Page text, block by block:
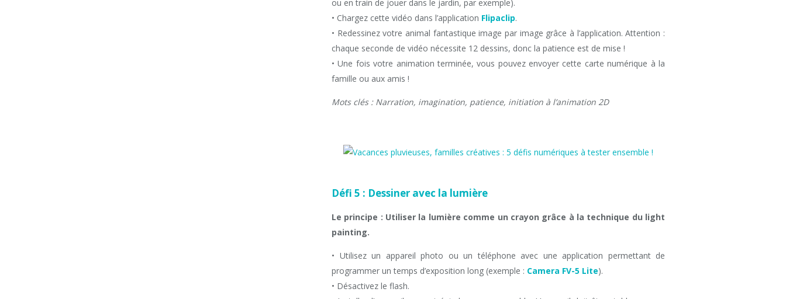
ou en train de jouer dans le jardin, par exemple).
• Chargez cette vidéo dans l’application Flipaclip.
• Redessinez votre animal fantastique image par image grâce à l’application. Attention :
chaque seconde de vidéo nécessite 12 dessins, donc la patience est de mise !
• Une fois votre animation terminée, vous pouvez envoyer cette carte numérique à la
famille ou aux amis !
Mots clés : Narration, imagination, patience, initiation à l’animation 2D
Défi 5 : Dessiner avec la lumière
Le principe : Utiliser la lumière comme un crayon grâce à la technique du light
painting.
• Utilisez un appareil photo ou un téléphone avec une application permettant de
programmer un temps d’exposition long (exemple : Camera FV-5 Lite).
• Désactivez le flash.